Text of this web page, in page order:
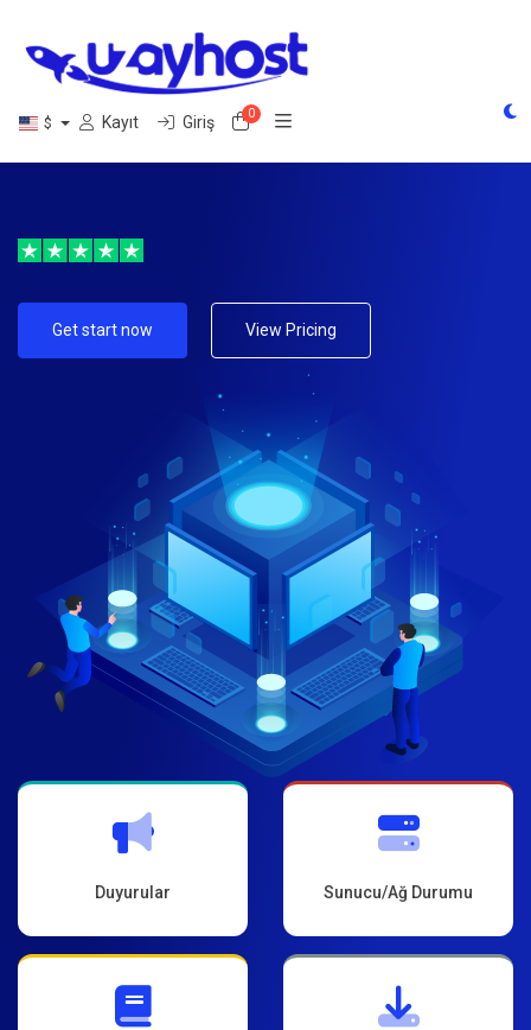
$ Kayıt Giriş 0Sepet
Get start now View Pricing
Duyurular Sunucu/Ağ Durumu